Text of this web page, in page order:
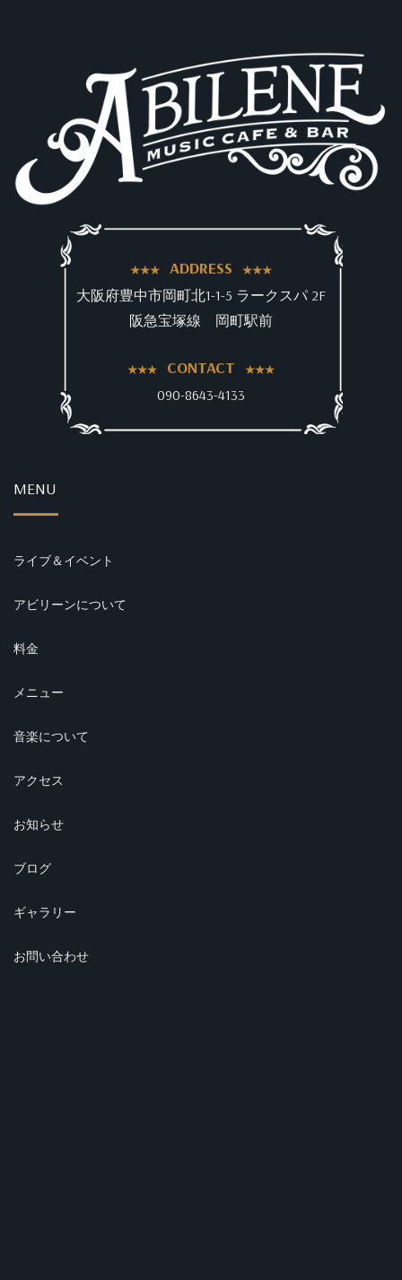
ADDRESS
大阪府豊中市岡町北1-1-5 ラークスパ 2F
阪急宝塚線 岡町駅前
CONTACT
090-8643-4133
MENU
ライブ＆イベント
アビリーンについて
料金
メニュー
音楽について
アクセス
お知らせ
ブログ
ギャラリー
お問い合わせ